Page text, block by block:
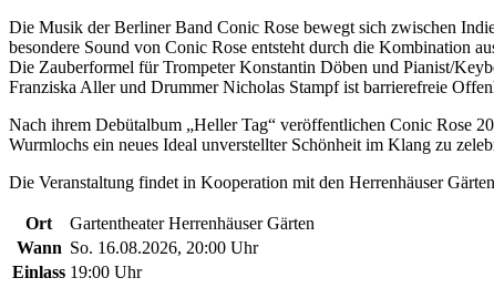
Die Musik der Berliner Band Conic Rose bewegt sich zwischen
besondere Sound von Conic Rose entsteht durch die Kombination
Die Zauberformel für Trompeter Konstantin Döben und Pianist/
Franziska Aller und Drummer Nicholas Stampf ist barrierefreie
Nach ihrem Debütalbum „Heller Tag“ veröffentlichen Conic Rose
Wurmlochs ein neues Ideal unverstellter Schönheit im Klang zu
Die Veranstaltung findet in Kooperation mit den Herrenhäuser
Ort
Gartentheater Herrenhäuser Gärten
Wann So. 16.08.2026, 20:00 Uhr
Einlass 19:00 Uhr